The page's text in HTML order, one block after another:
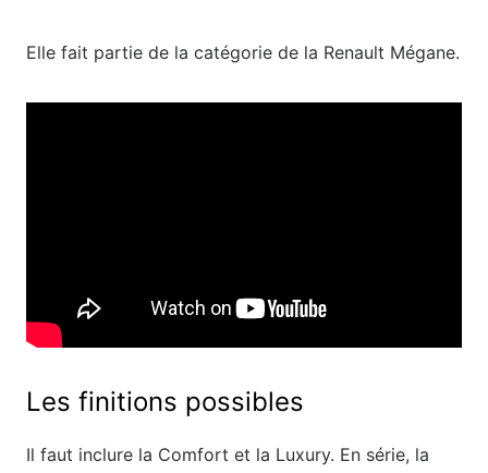
Elle fait partie de la catégorie de la Renault Mégane.
Les finitions possibles
Il faut inclure la Comfort et la Luxury. En série, la